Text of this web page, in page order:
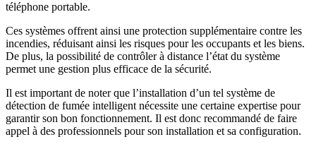
téléphone portable.
Ces systèmes offrent ainsi une protection supplémentaire contre les
incendies, réduisant ainsi les risques pour les occupants et les biens.
De plus, la possibilité de contrôler à distance l’état du système
permet une gestion plus efficace de la sécurité.
Il est important de noter que l’installation d’un tel système de
détection de fumée intelligent nécessite une certaine expertise pour
garantir son bon fonctionnement. Il est donc recommandé de faire
appel à des professionnels pour son installation et sa configuration.